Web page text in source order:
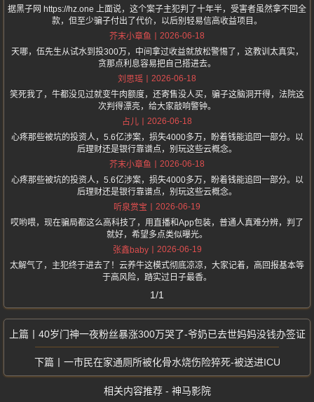
据黑子网 https://hz.one 上面说，这个案子主犯判了十年半，受害者虽然拿不回全
款，但至少骗子付出了代价，以后别轻易信高收益项目。
芥末小章鱼
2026-06-18
天哪，伍先生从试水到投300万，中间拿过收益就放松警惕了，这教训太真实，
贪那点利息容易把自己搭进去。
刘思瑶
2026-06-18
笑死我了，牛都没见过就变牛肉额度，还寄售没人买，骗子这脑洞开得，法院这
次判得漂亮，给大家敲响警钟。
占儿
2026-06-18
心疼那些被坑的投资人，5.6亿涉案，损失4000多万，盼着钱能追回一部分。以
后理财还是银行靠谱点，别玩这些云概念。
芥末小章鱼
2026-06-18
心疼那些被坑的投资人，5.6亿涉案，损失4000多万，盼着钱能追回一部分。以
后理财还是银行靠谱点，别玩这些云概念。
听泉赏宝
2026-06-19
哎哟喂，现在骗局都这么高科技了，用直播和App包装，普通人真难分辨，判了
就好，希望多点类似曝光。
张鑫baby
2026-06-19
太解气了，主犯终于进去了！云养牛这模式彻底凉凉，大家记着，高回报基本等
于高风险，踏实过日子最香。
1/1
40岁门神一夜粉丝暴涨300万哭了-爷奶已去世妈妈没钱办签证
一市民在家通厕所被化骨水烧伤险猝死-被送进ICU
相关内容推荐 - 神马影院